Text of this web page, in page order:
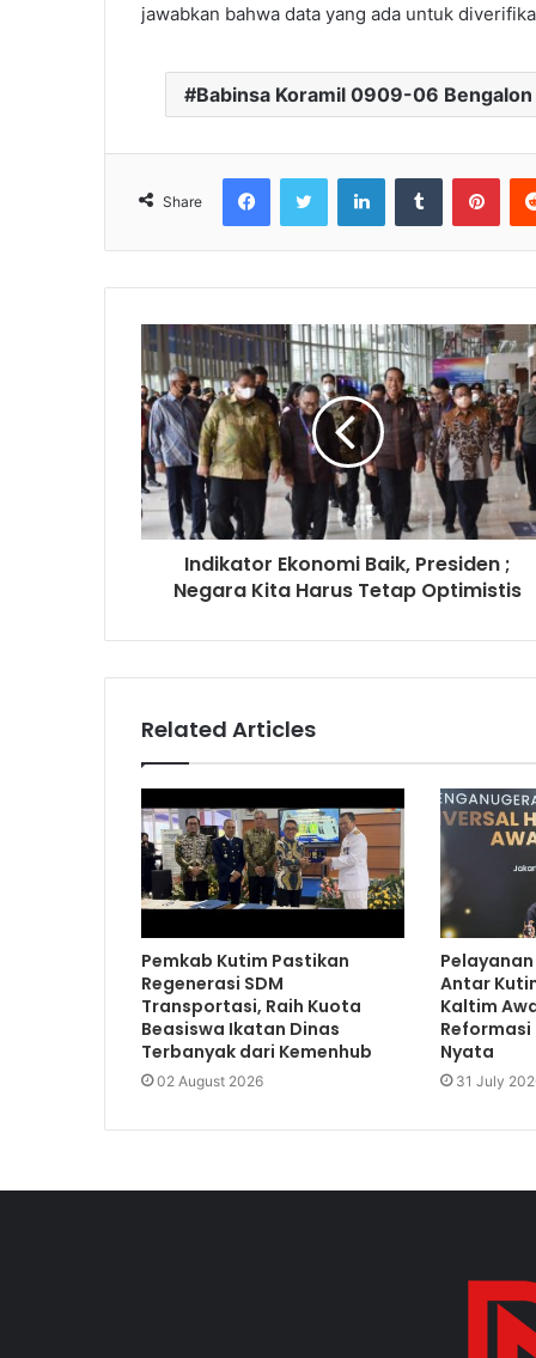
jawabkan bahwa data yang ada untuk
Babinsa Koramil 0909-06 Bengalon
Share
Indikator Ekonomi Baik, Presiden ;
Negara Kita Harus Tetap Optimistis
Related Articles
Pemkab Kutim Pastikan
Regenerasi SDM
Transportasi, Raih Kuota
Beasiswa Ikatan Dinas
Terbanyak dari Kemenhub
02 August 2026
Antar
Kaltim
Reformasi
Nyata
31 July